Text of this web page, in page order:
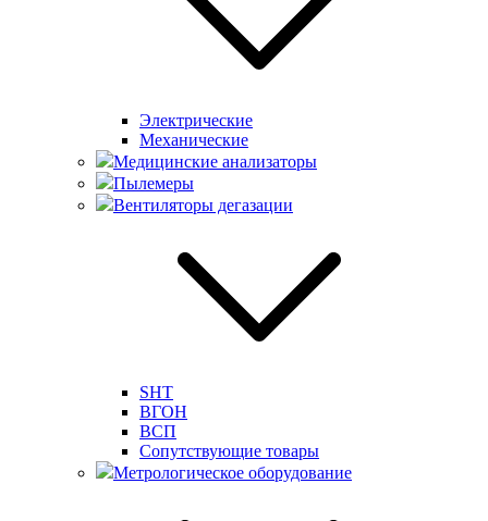
Электрические
Механические
Медицинские анализаторы
Пылемеры
Вентиляторы дегазации
SHT
ВГОН
ВСП
Сопутствующие товары
Метрологическое оборудование